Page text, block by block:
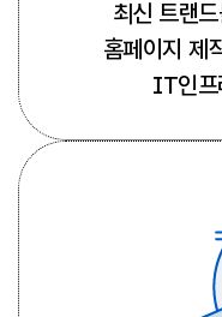
최신 트랜
홈페이지 제
IT인프